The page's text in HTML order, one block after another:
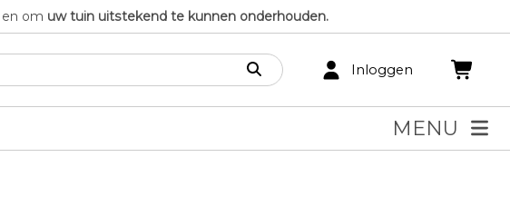
en om uw tuin uitstekend te kunnen onderhouden.
Inloggen
MENU